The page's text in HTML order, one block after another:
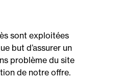
sont exploitées
but d’assurer un
problème du site
de notre offre.